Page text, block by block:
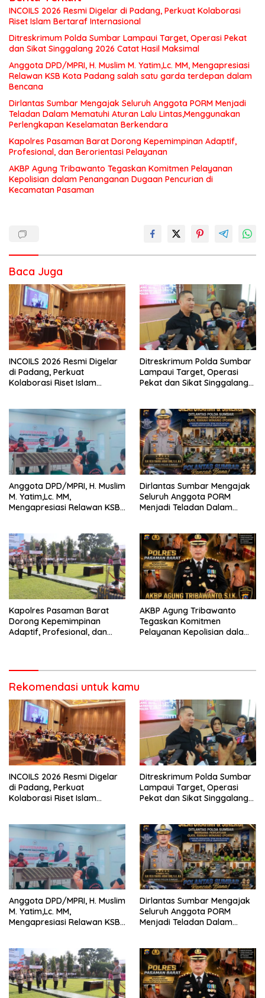
INCOILS 2026 Resmi Digelar di Padang, Perkuat Kolaborasi
Riset Islam Bertaraf Internasional
Ditreskrimum Polda Sumbar Lampaui Target, Operasi Pekat
dan Sikat Singgalang 2026 Catat Hasil Maksimal
Anggota DPD/MPRI, H. Muslim M. Yatim,Lc. MM, Mengapresiasi
Relawan KSB Kota Padang salah satu garda terdepan dalam
Bencana
Dirlantas Sumbar Mengajak Seluruh Anggota PORM Menjadi
Teladan Dalam Mematuhi Aturan Lalu Lintas,Menggunakan
Perlengkapan Keselamatan Berkendara
Kapolres Pasaman Barat Dorong Kepemimpinan Adaptif,
Profesional, dan Berorientasi Pelayanan
AKBP Agung Tribawanto Tegaskan Komitmen Pelayanan
Kepolisian dalam Penanganan Dugaan Pencurian di
Kecamatan Pasaman
Baca Juga
INCOILS 2026 Resmi Digelar
di Padang, Perkuat
Kolaborasi Riset Islam
Ditreskrimum Polda Sumbar
Lampaui Target, Operasi
Pekat dan Sikat Singgalang
Anggota DPD/MPRI, H. Muslim
M. Yatim,Lc. MM,
Mengapresiasi Relawan KSB
Bencana
Dirlantas Sumbar Mengajak
Seluruh Anggota PORM
Menjadi Teladan Dalam
Perlengkapan Keselamatan
Berkendara
Kapolres Pasaman Barat
Dorong Kepemimpinan
Adaptif, Profesional, dan
AKBP Agung Tribawanto
Tegaskan Komitmen
Pelayanan Kepolisian dalam
Rekomendasi untuk kamu
INCOILS 2026 Resmi Digelar
di Padang, Perkuat
Kolaborasi Riset Islam
Ditreskrimum Polda Sumbar
Lampaui Target, Operasi
Pekat dan Sikat Singgalang
Anggota DPD/MPRI, H. Muslim
M. Yatim,Lc. MM,
Mengapresiasi Relawan KSB
Bencana
Dirlantas Sumbar Mengajak
Seluruh Anggota PORM
Menjadi Teladan Dalam
Perlengkapan Keselamatan
Berkendara